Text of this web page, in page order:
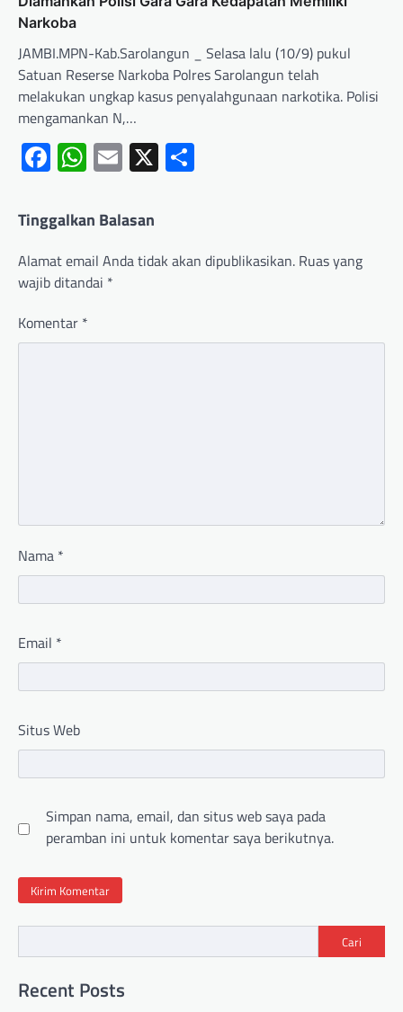
Narkoba
JAMBI.MPN-Kab.Sarolangun _ Selasa lalu (10/9) pukul
Satuan Reserse Narkoba Polres Sarolangun telah
melakukan ungkap kasus penyalahgunaan narkotika. Polisi
mengamankan N,…
Facebook
WhatsApp
Email
X
Tinggalkan Balasan
Alamat email Anda tidak akan dipublikasikan. Ruas yang
wajib ditandai *
Komentar *
Nama *
Email *
Situs Web
Simpan nama, email, dan situs web saya pada
peramban ini untuk komentar saya berikutnya.
Cari
Recent Posts